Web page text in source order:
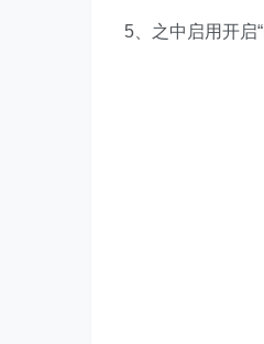
5、之中启用开启“